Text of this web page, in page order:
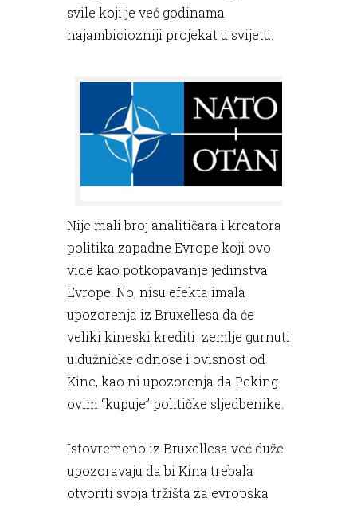
svile koji je već godinama
najambiciozniji projekat u svijetu.
Nije mali broj analitičara i kreatora
politika zapadne Evrope koji ovo
vide kao potkopavanje jedinstva
Evrope. No, nisu efekta imala
upozorenja iz Bruxellesa da će
veliki kineski krediti zemlje gurnuti
u dužničke odnose i ovisnost od
Kine, kao ni upozorenja da Peking
ovim “kupuje” političke sljedbenike.
Istovremeno iz Bruxellesa već duže
upozoravaju da bi Kina trebala
otvoriti svoja tržišta za evropska